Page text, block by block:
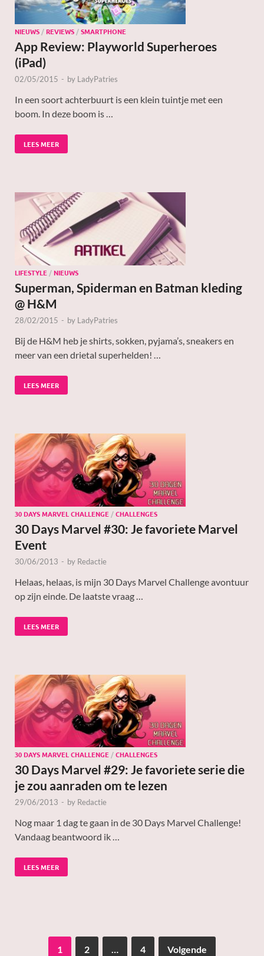
NIEUWS /REVIEWS /SMARTPHONE
App Review: Playworld Superheroes
(iPad)
02/05/2015 - by LadyPatries
In een soort achterbuurt is een klein tuintje met een
boom. In deze boom is …
LEES MEER
LIFESTYLE /NIEUWS
Superman, Spiderman en Batman kleding
@ H&M
28/02/2015 - by LadyPatries
Bij de H&M heb je shirts, sokken, pyjama’s, sneakers en
meer van een drietal superhelden! …
LEES MEER
30 DAYS MARVEL CHALLENGE /CHALLENGES
30 Days Marvel #30: Je favoriete Marvel
Event
30/06/2013 - by Redactie
Helaas, helaas, is mijn 30 Days Marvel Challenge avontuur
op zijn einde. De laatste vraag …
LEES MEER
30 DAYS MARVEL CHALLENGE /CHALLENGES
30 Days Marvel #29: Je favoriete serie die
je zou aanraden om te lezen
29/06/2013 - by Redactie
Nog maar 1 dag te gaan in de 30 Days Marvel Challenge!
Vandaag beantwoord ik …
LEES MEER
1 2 … 4 Volgende